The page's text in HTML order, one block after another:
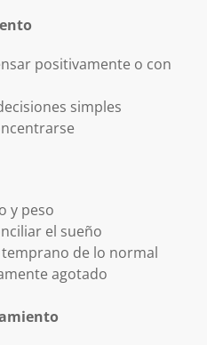
positivamente o con
simples
y peso
el sueño
de lo normal
agotado